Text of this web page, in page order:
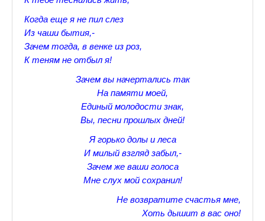
Прогулки по Царскому Селу. Весна.
Прогулки по Царскому Селу. Лето
Прогулки по Царскому Селу. Осень
Царскосельские Стихи
Александр Пушкин Стихи
Все про Царское село
Лучшие стихи Русских Классиков
Когда еще я не пил слез
Из чаши бытия,-
Зачем тогда, в венке из роз,
К теням не отбыл я!
Зачем вы начертались так
На памяти моей,
Единый молодости знак,
Вы, песни прошлых дней!
Я горько долы и леса
И милый взгляд забыл,-
Зачем же ваши голоса
Мне слух мой сохранил!
Не возвратите счастья мне,
Хоть дышит в вас оно!